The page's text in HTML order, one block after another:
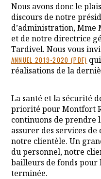
Nous avons donc le
discours de notre
d’administration, Mme
et de notre directrice
Tardivel. Nous vous
ANNUEL 2019-2020 (PDF)
réalisations de la
La santé et la sécurité
priorité pour Montfort
continuons de prendre
assurer des services
notre clientèle. Un
du personnel, notre
bailleurs de fonds pour
terminée.